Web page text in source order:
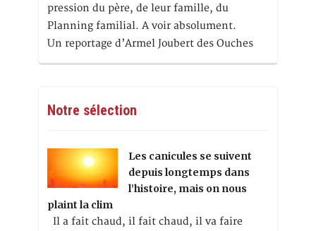
pression du père, de leur famille, du
Planning familial. A voir absolument.
Un reportage d’Armel Joubert des Ouches
Notre sélection
Les canicules se suivent
depuis longtemps dans
l’histoire, mais on nous
plaint la clim
Il a fait chaud, il fait chaud, il va faire